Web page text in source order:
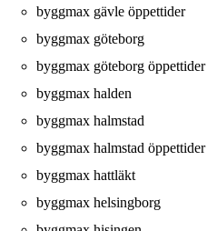
byggmax gävle öppettider
byggmax göteborg
byggmax göteborg öppettider
byggmax halden
byggmax halmstad
byggmax halmstad öppettider
byggmax hattläkt
byggmax helsingborg